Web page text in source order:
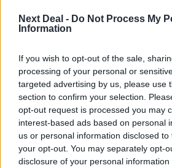
Next Deal - Do Not Process My
Information
If you wish to opt-out of the sale,
processing of your personal or
targeted advertising by us, please use
section to confirm your selection.
opt-out request is processed you may
interest-based ads based on personal
us or personal information disclosed
your opt-out. You may separately opt-
disclosure of your personal
06.08.2026 - 08:40
Η γαλλική «ψήφος» στο «καλώδιο» και
Βαρδινογιάννη- Εξάρχου και ο
ΔΕΗ
05.08.2026
Randy Schekman, Νομπελίστας
μπορεί να έχουμε θεραπεία που
Πάρκινσον»
05.08.2026